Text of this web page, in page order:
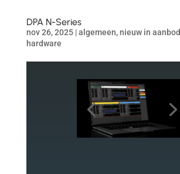
DPA N-Series
nov 26, 2025|algemeen,nieuw in aanbod
hardware